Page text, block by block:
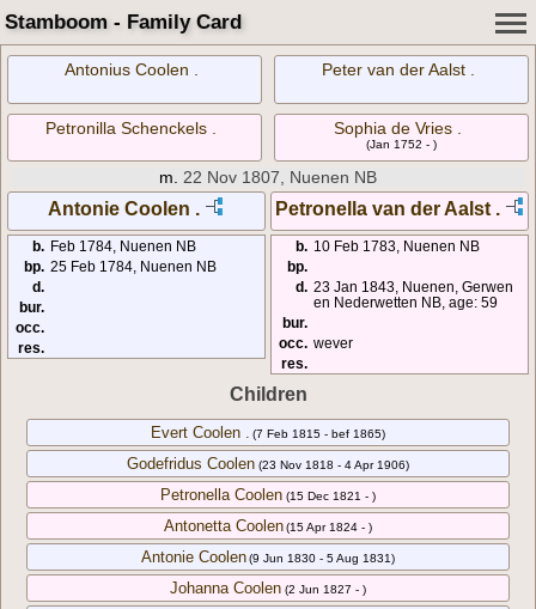
Stamboom - Family Card
Antonius Coolen . Peter van der Aalst .
Petronilla Schenckels . Sophia de Vries .
(Jan 1752 - )
m. 22 Nov 1807, Nuenen NB
Antonie Coolen . Petronella van der Aalst .
b. Feb 1784, Nuenen NB
bp. 25 Feb 1784, Nuenen NB
d.
bur.
occ.
res.
b. 10 Feb 1783, Nuenen NB
bp.
d. 23 Jan 1843, Nuenen, Gerwen
en Nederwetten NB, age: 59
bur.
occ. wever
res.
Children
Evert Coolen . (7 Feb 1815 - bef 1865)
Godefridus Coolen (23 Nov 1818 - 4 Apr 1906)
Petronella Coolen (15 Dec 1821 - )
Antonetta Coolen(15 Apr 1824 - )
Antonie Coolen(9 Jun 1830 - 5 Aug 1831)
Johanna Coolen (2 Jun 1827 - )